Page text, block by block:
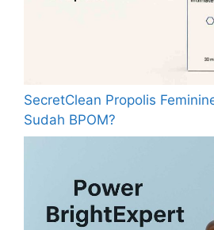
SecretClean Propolis
Sudah BPOM?